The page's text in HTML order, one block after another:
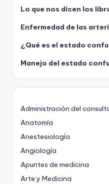
Lo que nos dicen los
Enfermedad de las
¿Qué es el estado
Manejo del estado
Administración del
Anatomía
Anestesiología
Angiología
Apuntes de medicina
Arte y Medicina